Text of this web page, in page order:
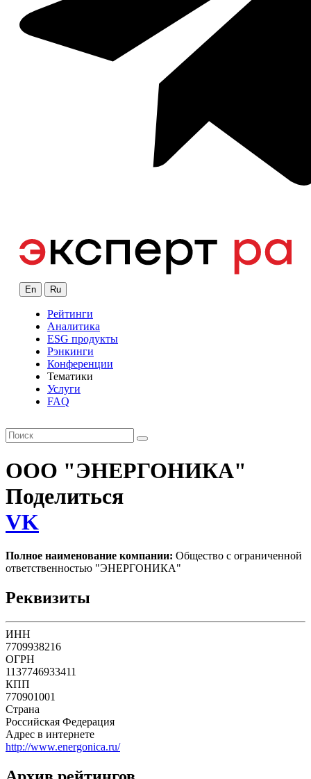
En Ru
Рейтинги
Аналитика
ESG продукты
Рэнкинги
Конференции
Тематики
Услуги
FAQ
ООО "ЭНЕРГОНИКА"
Поделиться
VK
Полное наименование компании: Общество с ограниченной
ответственностью "ЭНЕРГОНИКА"
Реквизиты
ИНН
7709938216
ОГРН
1137746933411
КПП
770901001
Страна
Российская Федерация
Адрес в интернете
http://www.energonica.ru/